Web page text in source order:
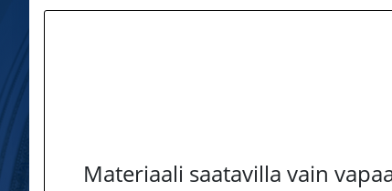
Materiaali saatavilla vain